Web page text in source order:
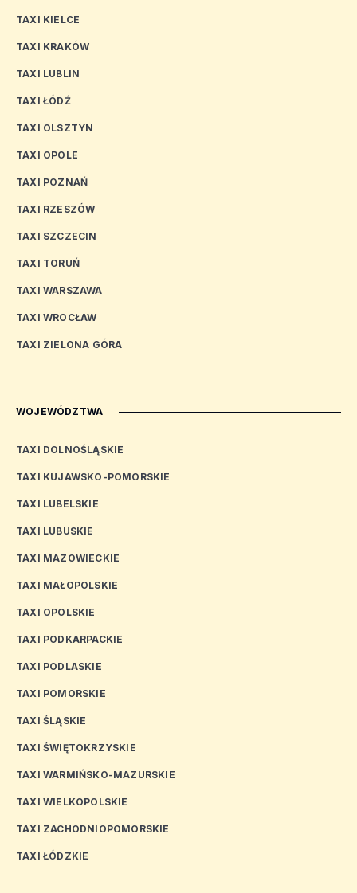
TAXI KIELCE
TAXI KRAKÓW
TAXI LUBLIN
TAXI ŁÓDŹ
TAXI OLSZTYN
TAXI OPOLE
TAXI POZNAŃ
TAXI RZESZÓW
TAXI SZCZECIN
TAXI TORUŃ
TAXI WARSZAWA
TAXI WROCŁAW
TAXI ZIELONA GÓRA
WOJEWÓDZTWA
TAXI DOLNOŚLĄSKIE
TAXI KUJAWSKO-POMORSKIE
TAXI LUBELSKIE
TAXI LUBUSKIE
TAXI MAZOWIECKIE
TAXI MAŁOPOLSKIE
TAXI OPOLSKIE
TAXI PODKARPACKIE
TAXI PODLASKIE
TAXI POMORSKIE
TAXI ŚLĄSKIE
TAXI ŚWIĘTOKRZYSKIE
TAXI WARMIŃSKO-MAZURSKIE
TAXI WIELKOPOLSKIE
TAXI ZACHODNIOPOMORSKIE
TAXI ŁÓDZKIE